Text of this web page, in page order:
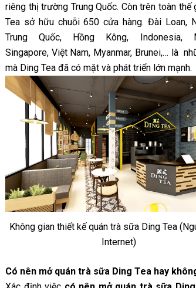
riêng thị trường Trung Quốc. Còn trên toàn thế
Tea sở hữu chuỗi 650 cửa hàng. Đài Loan,
Trung Quốc, Hồng Kông, Indonesia,
Singapore, Việt Nam, Myanmar, Brunei,… là
mà Ding Tea đã có mặt và phát triển lớn mạnh.
Không gian thiết kế quán trà sữa Ding Tea
Internet)
Có nên mở quán trà sữa Ding Tea hay